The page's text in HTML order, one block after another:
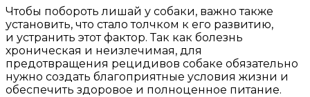
Чтобы побороть лишай у собаки, важно также
установить, что стало толчком к его развитию,
и устранить этот фактор. Так как болезнь
хроническая и неизлечимая, для
предотвращения рецидивов собаке обязательно
нужно создать благоприятные условия жизни и
обеспечить здоровое и полноценное питание.